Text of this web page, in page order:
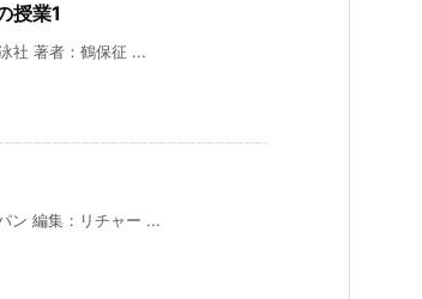
授業1
社 著者：鶴保征 ...
ン 編集：リチャー ...